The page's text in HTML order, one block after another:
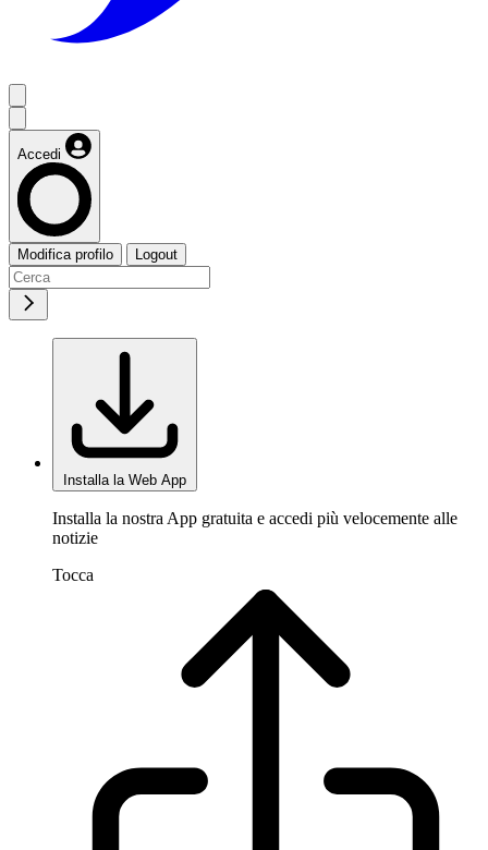
Accedi
Modifica profilo Logout
Installa la Web App
Installa la nostra App gratuita e accedi più velocemente alle
notizie
Tocca